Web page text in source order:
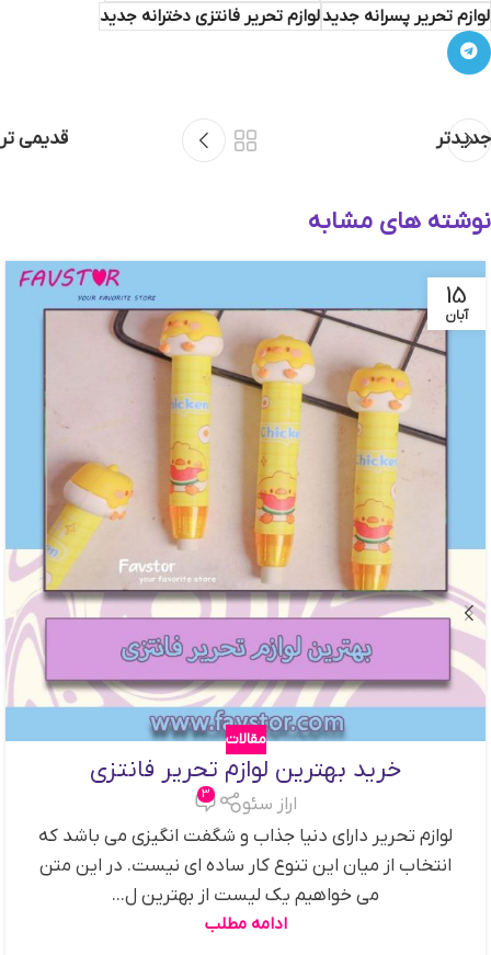
لوازم تحریر پسرانه جدیدلوازم تحریر فانتزی دخترانه جدید
جدیدتر قدیمی تر
نوشته های مشابه
15
آبان
مقالات
خرید بهترین لوازم تحریر فانتزی
اراز سئو 3
لوازم تحریر دارای دنیا جذاب و شگفت انگیزی می باشد که
انتخاب از میان این تنوع کار ساده ای نیست. در این متن
می خواهیم یک لیست از بهترین ل...
ادامه مطلب